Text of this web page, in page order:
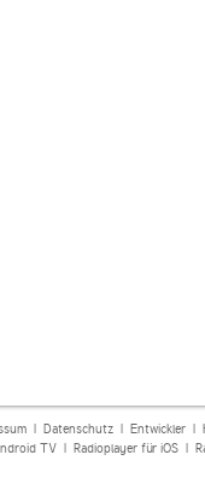
| Datenschutz| Entwickler|
TV| Radioplayer für iOS|